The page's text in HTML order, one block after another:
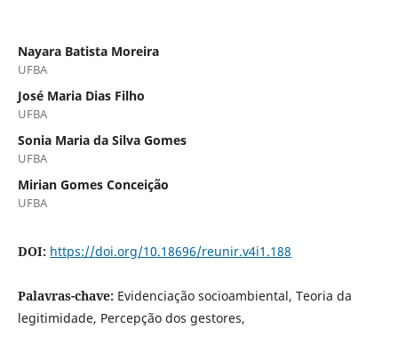
Nayara Batista Moreira
UFBA
José Maria Dias Filho
UFBA
Sonia Maria da Silva Gomes
UFBA
Mirian Gomes Conceição
UFBA
DOI: https://doi.org/10.18696/reunir.v4i1.188
Palavras-chave: Evidenciação socioambiental, Teoria da
legitimidade, Percepção dos gestores,